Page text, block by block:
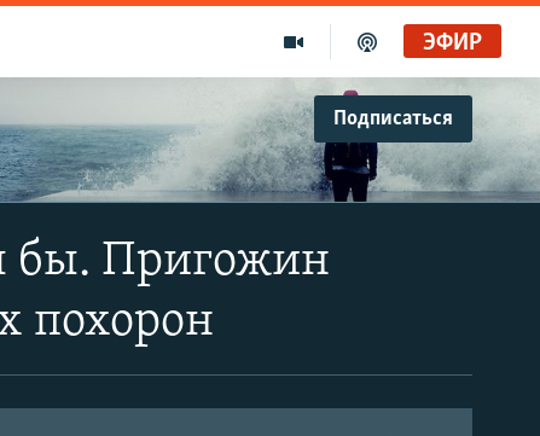
ЭФИР
Подписаться
бы. Пригожин
похорон